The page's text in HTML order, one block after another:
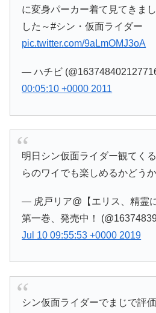
に変身パーカー着て見てきま
した～#シン・仮面ライダー
pic.twitter.com/9aLmOMJ3oA
— ハチビ
00:05:10 +0000 2011
明日シン仮面ライダー観てく
らのワイでも楽しめるかどうか
— 虎戸リア@【エリス、精霊
第一巻、発売中！
Jul 10 09:55:53 +0000 2019
シン仮面ライダーでまじで評